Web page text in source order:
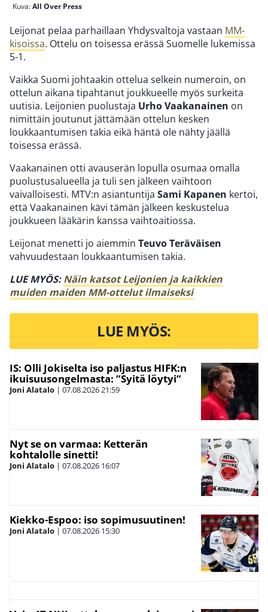
Kuva:All Over Press
Leijonat pelaa parhaillaan Yhdysvaltoja vastaan MM-
kisoissa. Ottelu on toisessa erässä Suomelle lukemissa
5-1.
Vaikka Suomi johtaakin ottelua selkein numeroin, on
ottelun aikana tipahtanut joukkueelle myös surkeita
uutisia. Leijonien puolustaja Urho Vaakanainen on
nimittäin joutunut jättämään ottelun kesken
loukkaantumisen takia eikä häntä ole nähty jäällä
toisessa erässä.
Vaakanainen otti avauserän lopulla osumaa omalla
puolustusalueella ja tuli sen jälkeen vaihtoon
vaivalloisesti. MTV:n asiantuntija Sami Kapanen kertoi,
että Vaakanainen kävi tämän jälkeen keskustelua
joukkueen lääkärin kanssa vaihtoaitiossa.
Leijonat menetti jo aiemmin Teuvo Teräväisen
vahvuudestaan loukkaantumisen takia.
LUE MYÖS:Näin katsot Leijonien ja kaikkien
muiden maiden MM-ottelut ilmaiseksi
LUE MYÖS:
IS: Olli Jokiselta iso paljastus HIFK:n
ikuisuusongelmasta: ”Syitä löytyi”
Joni Alatalo | 07.08.202621:59
Nyt se on varmaa: Ketterän
kohtalolle sinetti!
Joni Alatalo | 07.08.2026 16:07
Kiekko-Espoo: iso sopimusuutinen!
Joni Alatalo | 07.08.2026 15:30